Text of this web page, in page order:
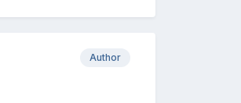
Author